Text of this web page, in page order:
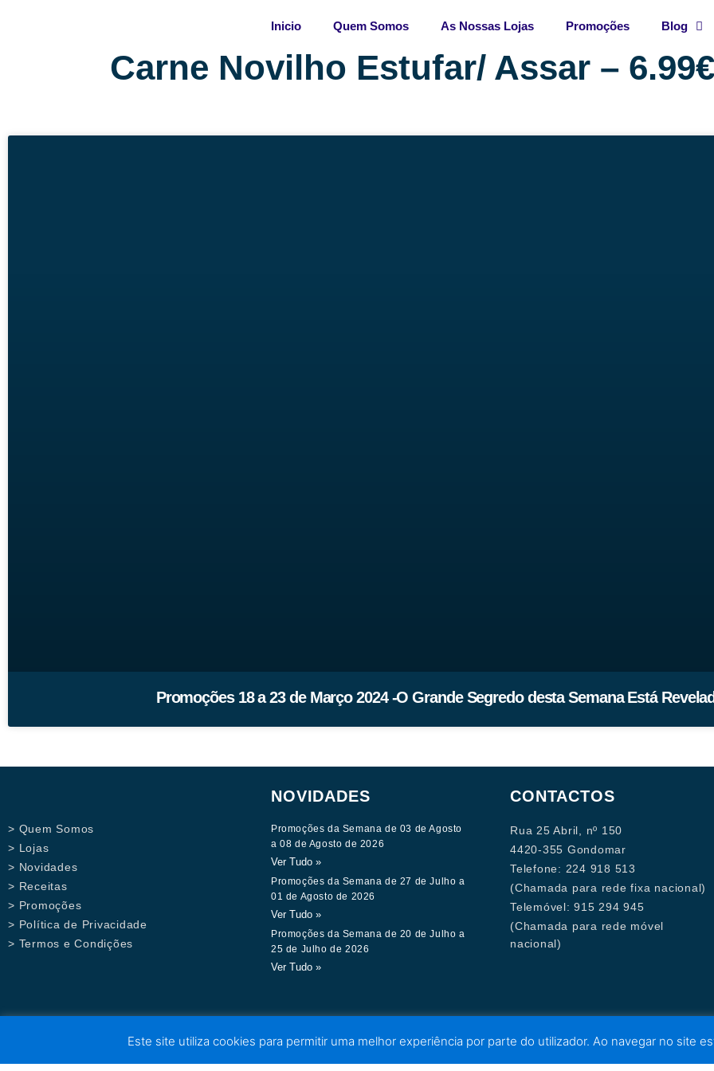
Inicio Quem Somos As Nossas Lojas Promoções Blog
Carne Novilho Estufar/ Assar –
Promoções 18 a 23 de Março 2024 -O Grande Segredo desta Semana Está
> Quem Somos
> Lojas
> Novidades
> Receitas
> Promoções
> Política de Privacidade
> Termos e Condições
NOVIDADES
Promoções da Semana de 03 de Agosto
a 08 de Agosto de 2026
Ver Tudo »
Promoções da Semana de 27 de Julho a
01 de Agosto de 2026
Ver Tudo »
Promoções da Semana de 20 de Julho a
25 de Julho de 2026
Ver Tudo »
CONTACTOS
Rua 25 Abril, nº 150
4420-355 Gondomar
Telefone: 224 918 513
(Chamada para rede fixa nacional)
Telemóvel: 915 294 945
(Chamada para rede móvel
nacional)
Este site utiliza cookies para permitir uma melhor experiência por parte do utilizador. Ao navegar no site